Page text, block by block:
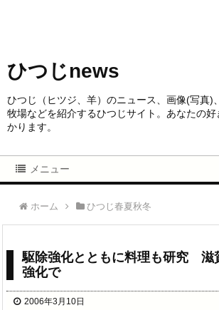
ひつじnews
ひつじ（ヒツジ、羊）のニュース、画像(写真)
牧場などを紹介するひつじサイト。あなたの
かります。
メニュー
ホーム ひつじ春夏秋冬
駆除強化とともに料理も研究 滋
強化で
2006年3月10日